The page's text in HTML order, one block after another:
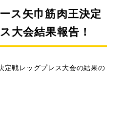
ス矢巾筋肉王決定
大会結果報告！
定戦レッグプレス大会の結果の